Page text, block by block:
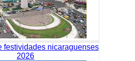
festividades nicaraguenses
2026